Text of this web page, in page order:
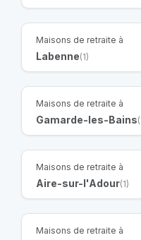
Maisons de retraite à
Labenne(1)
Maisons de retraite à
Gamarde-les-Bains
Maisons de retraite à
Aire-sur-l'Adour(1)
Maisons de retraite à